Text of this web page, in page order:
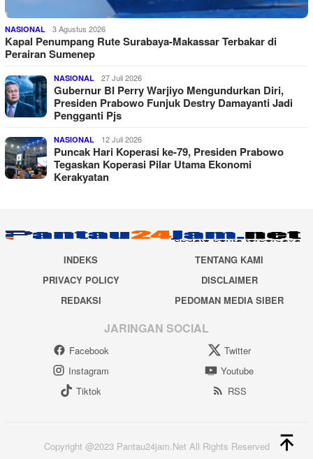
NASIONAL 3 Agustus 2026
Kapal Penumpang Rute Surabaya-Makassar Terbakar di
Perairan Sumenep
NASIONAL 27 Juli 2026
Gubernur BI Perry Warjiyo Mengundurkan Diri,
Presiden Prabowo Funjuk Destry Damayanti Jadi
Pengganti Pjs
NASIONAL 12 Juli 2026
Puncak Hari Koperasi ke-79, Presiden Prabowo
Tegaskan Koperasi Pilar Utama Ekonomi
Kerakyatan
INDEKS
TENTANG KAMI
PRIVACY POLICY
DISCLAIMER
REDAKSI
PEDOMAN MEDIA SIBER
JARINGAN SOCIAL
Facebook
Twitter
Instagram
Youtube
Tiktok
RSS
Copyright @2023 Pantau24jam.Net All Rights Reserved